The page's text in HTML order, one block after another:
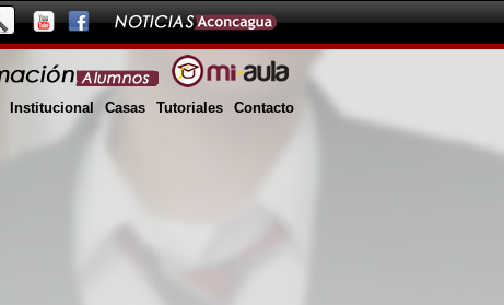
Institucional Casas Tutoriales Contacto